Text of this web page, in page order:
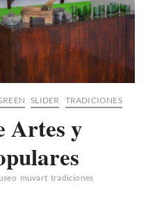
SLIDER TRADICIONES
Artes y
muvart tradiciones